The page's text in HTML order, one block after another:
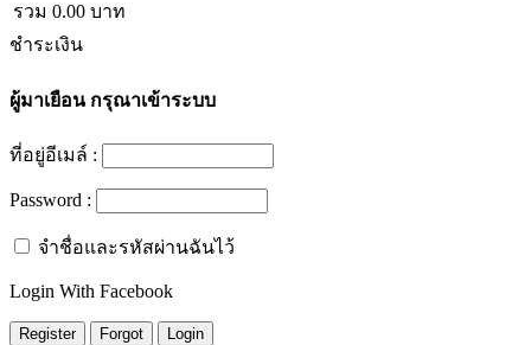
รวม 0.00 บาท
ชำระเงิน
ผู้มาเยือนกรุณาเข้าระบบ
ที่อยู่อีเมล์ :
Password :
จำชื่อและรหัสผ่านฉันไว้
Login With Facebook